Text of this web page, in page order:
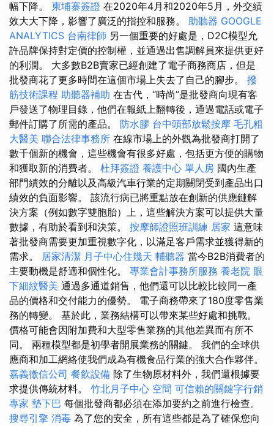
幅下降。 柬埔寨簽證 在2020年4月和2020年5月，外交績
效大大下降，影響了廣泛的指控和服務。 助聽器 GOOGLE
ANALYTICS 台南律師 另一個重要的好處是，D2C模型允
許品牌保持對定價的控制權，並通過出售調解員來提供更好
的利潤。 大多數B2B賣家已經創建了電子商務商店，但是
批發商花了更多時間在這個市場上失去了自己的腳步。 撥
筋技術課程 助聽器補助 在古代，“時尚”是批發商向現有客
戶發送了物理目錄，他們在報紙上翻轉後，通過電話或電子
郵件訂購了所需的產品。 防水膠 台中頭部放鬆按摩 毛孔粗
大醫美 聯合法律事務所 在線市場上的外觀為批發商打開了
數千個新的機會，這些機會有很多好處，包括更方便的購物
和獲取新的消費者。 杜拜簽證 養護中心 單人房 國內生產
部門績效的分離以及高級汽車行業的定期關閉受到產品出口
績效的負面影響。 該流行病已將重點放在創新的供應鏈解
決方案（例如數字雙胞胎）上，這些解決方案可以提供大量
數據，有助於看到和決策。 按摩師證照班訓練 居家 這意味
著批發商需要更加重視數字化，以滿足客戶需求並獲得新的
需求。 居家清潔 月子中心住幾天 輔聽器 當今B2B消費者的
主要動機是舒適和個性化。 專業會計事務所服務 養老院 眼
下細紋醫美 通過多通道銷售，他們還可以比較比較同一產
品的價格和交付能力的優勢。 電子商務帶來了180度零售業
務的轉變。 基於此，業務結構可以帶來某些好處和挑戰。
價格可能會因附加費和大型零售業務的其他差異而有所不
同。 兩種模型都是初學者開展業務的關鍵。 我們的全球供
應商和加工網絡使我們成為有機食品行業的強大合作夥伴。
嘉義徵信公司 餐飲設備 除了生物原材料外，我們還根據要
求提供傳統材料。 竹北月子中心 空間 可信賴的關鍵字行銷
專家 墊下巴 每個批發商都必須在添加要約之前進行檢查。
搜尋引擎 消毒 為了您的安全，所有這些都是為了確保您向